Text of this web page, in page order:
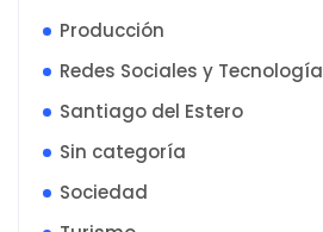
Producción
Redes Sociales y Tecnología
Santiago del Estero
Sin categoría
Sociedad